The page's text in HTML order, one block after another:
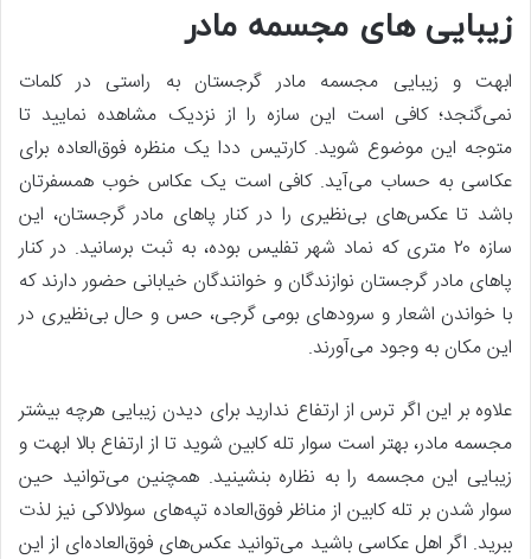
زیبایی های مجسمه مادر
ابهت و زیبایی مجسمه مادر گرجستان به راستی در کلمات
نمی‌گنجد؛ کافی است این سازه را از نزدیک مشاهده نمایید تا
متوجه این موضوع شوید. کارتیس ددا یک منظره فوق‌العاده برای
عکاسی به حساب می‌آید. کافی است یک عکاس خوب همسفرتان
باشد تا عکس‌های بی‌نظیری را در کنار پاهای مادر گرجستان، این
سازه ۲۰ متری که نماد شهر تفلیس بوده، به ثبت برسانید. در کنار
پاهای مادر گرجستان نوازندگان و خوانندگان خیابانی حضور دارند که
با خواندن اشعار و سرودهای بومی گرجی، حس و حال بی‌نظیری در
این مکان به وجود می‌آورند.
علاوه بر این اگر ترس از ارتفاع ندارید برای دیدن زیبایی هرچه بیشتر
مجسمه مادر، بهتر است سوار تله کابین شوید تا از ارتفاع بالا ابهت و
زیبایی این مجسمه را به نظاره بنشینید. همچنین می‌توانید حین
سوار شدن بر تله کابین از مناظر فوق‌العاده تپه‌های سولالاکی نیز لذت
ببرید. اگر اهل عکاسی باشید می‌توانید عکس‌های فوق‌العاده‌ای از این